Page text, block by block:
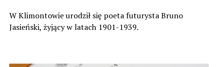
W Klimontowie urodził się poeta futurysta Bruno
Jasieński, żyjący w latach 1901-1939.